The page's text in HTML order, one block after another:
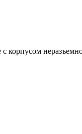
корпусом